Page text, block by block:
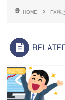
HOME FX稼
方検証日記